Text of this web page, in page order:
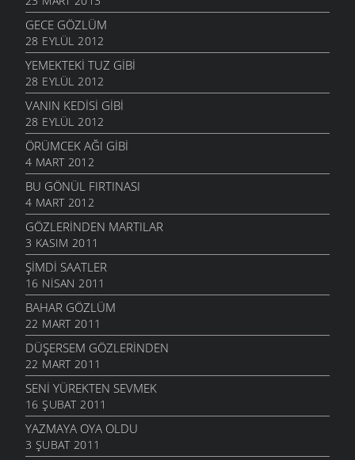
GECE GÖZLÜM
28 EYLÜL 2012
YEMEKTEKI TUZ GIBI
28 EYLÜL 2012
VANIN KEDISI GIBI
28 EYLÜL 2012
ÖRÜMCEK AĞI GIBI
4 MART 2012
BU GÖNÜL FIRTINASI
4 MART 2012
GÖZLERINDEN MARTILAR
3 KASIM 2011
ŞIMDI SAATLER
16 NISAN 2011
BAHAR GÖZLÜM
22 MART 2011
DÜŞERSEM GÖZLERINDEN
22 MART 2011
SENI YÜREKTEN SEVMEK
16 ŞUBAT 2011
YAZMAYA OYA OLDU
3 ŞUBAT 2011